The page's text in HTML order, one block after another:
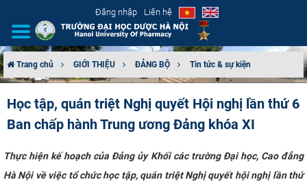
Đăng nhập Liên hệ
CƠ CẤU TỔ CHỨC
TUYỂN SINH
Trang chủ GIỚI THIỆU ĐẢNG BỘ Tin tức & sự kiện
Học tập, quán triệt Nghị quyết Hội nghị lần thứ 6
Ban chấp hành Trung ương Đảng khóa XI
Thực hiện kế hoạch của Đảng ủy Khối các trường Đại học, Cao đẳng
Hà Nội về việctổ chức học tập, quán triệt Nghị quyết hội nghị lần thứ